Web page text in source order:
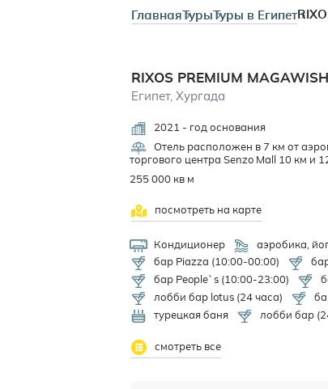
ГлавнаяТурыТуры в Египет
RIXOS PREMIUM
Египет, Хургада
2021 - год основания
Отель расположен в 7 км от
торгового центра Senzo Mall 10 км и
255 000 кв м
посмотреть на карте
Кондиционер аэробика,
бар Piazza (10:00-00:00)
бар People`s (10:00-23:00)
лобби бар lotus (24 часа)
турецкая баня
лобби бар
смотреть все